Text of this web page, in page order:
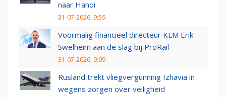
naar Hanoi
31-07-2026, 9:59
Voormalig financieel directeur KLM Erik
Swelheim aan de slag bij ProRail
31-07-2026, 9:09
Rusland trekt vliegvergunning Izhavia in
wegens zorgen over veiligheid